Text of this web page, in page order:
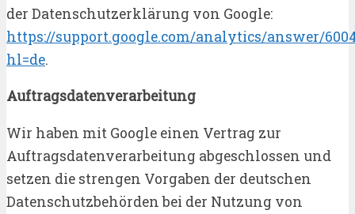
der Datenschutzerklärung von Google:
https://support.google.com/analytics/answer/
hl=de.
Auftragsdatenverarbeitung
Wir haben mit Google einen Vertrag zur
Auftragsdatenverarbeitung abgeschlossen und
setzen die strengen Vorgaben der deutschen
Datenschutzbehörden bei der Nutzung von